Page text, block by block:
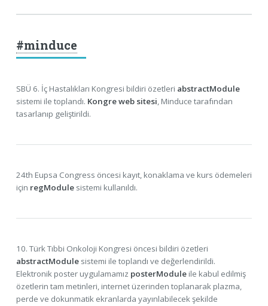
#minduce
SBÜ 6. İç Hastalıkları Kongresi bildiri özetleri abstractModule
sistemi ile toplandı. Kongre web sitesi, Minduce tarafından
tasarlanıp geliştirildi.
24th Eupsa Congress öncesi kayıt, konaklama ve kurs ödemeleri
için regModulesistemi kullanıldı.
10. Türk Tıbbi Onkoloji Kongresi öncesi bildiri özetleri
abstractModulesistemi ile toplandı ve değerlendirildi.
Elektronik poster uygulamamız posterModuleile kabul edilmiş
özetlerin tam metinleri, internet üzerinden toplanarak plazma,
perde ve dokunmatik ekranlarda yayınlabilecek şekilde